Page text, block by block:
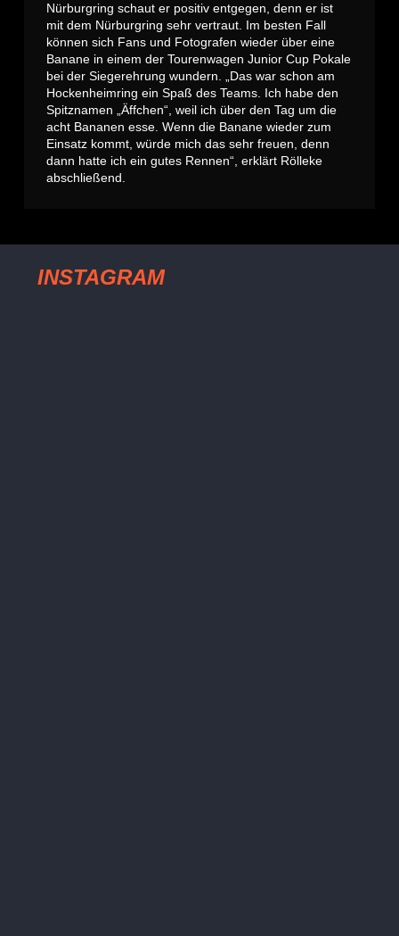
Nürburgring schaut er positiv entgegen, denn er ist
mit dem Nürburgring sehr vertraut. Im besten Fall
können sich Fans und Fotografen wieder über eine
Banane in einem der Tourenwagen Junior Cup Pokale
bei der Siegerehrung wundern. „Das war schon am
Hockenheimring ein Spaß des Teams. Ich habe den
Spitznamen „Äffchen“, weil ich über den Tag um die
acht Bananen esse. Wenn die Banane wieder zum
Einsatz kommt, würde mich das sehr freuen, denn
dann hatte ich ein gutes Rennen“, erklärt Rölleke
abschließend.
INSTAGRAM